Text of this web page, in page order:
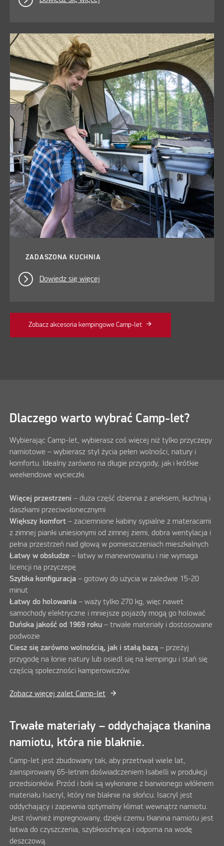
ZADASZONA KUCHNIA
Dowiedz się więcej
Zobacz akcesoria kempingowe Camp-let
Dlaczego warto wybrać Camp-let?
Wybierając Camp-let, wybierasz coś więcej niż tylko przyczepy
namiotowe – wybierasz styl życia pełen wolności, natury i
komfortu. Idealny zarówno na długie przygody, jak i krótkie
weekendowe wycieczki.
Więcej przestrzeni – duża część dzienna z aneksem, kuchnią i
daszkami przeciwsłonecznymi
Większy komfort – zaciemnione kabiny sypialne z materacami
z zimnej pianki uniesionymi od zimnej ziemi, dobra wentylacja i
pełna przestrzeń nad głową w pomieszczeniach mieszkalnych
Łatwy w obsłudze – łatwy w manewrowaniu i nie wymaga
licencji na przyczepę
Szybka konfiguracja– gotowy do użycia w zaledwie 15-20
minut
Łatwy do holowania – waży tylko 270 kg, więc nawet
samochody elektryczne i mniejsze pojazdy mogą go holować
Duńska jakość od 1969 roku– trwałe materiały i dostosowane
podwozie
Ciesz się zarówno wolnością, jak i stałą bazą– przeżyj
przygodę na łonie natury lub osiedl się na kempingu i stań się
częścią społeczności kamperowiczów.
Zobacz więcej zalet Camp-let
Trwałe materiały – oddychająca tkanina
namiotu, która nie blaknie.
Camp-let jest zbudowany tak, aby przetrwał wiele lat,
zainspirowany 65-letnim doświadczeniem Isabelli w produkcji
przedsionków. Przód i boki są wykonane z barwionego włóknem
materiału Isacryl, który nie blaknie na słońcu. Isacryl jest
oddychający i zapewnia optymalny klimat wewnątrz namiotu.
Jest również impregnowany, dzięki czemu tkanina namiotu jest
łatwa do czyszczenia, szybkoschnąca i odporna na wodę
deszczową.